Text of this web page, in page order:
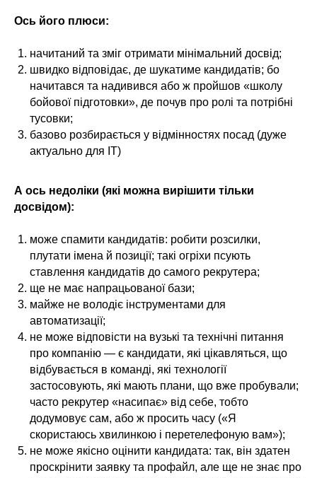
Ось його плюси:
начитаний та зміг отримати мінімальний досвід;
швидко відповідає, де шукатиме кандидатів; бо
начитався та надивився або ж пройшов «школу
бойової підготовки», де почув про ролі та потрібні
тусовки;
базово розбирається у відмінностях посад (дуже
актуально для ІТ)
А ось недоліки (які можна вирішити тільки
досвідом):
може спамити кандидатів: робити розсилки,
плутати імена й позиції; такі огріхи псують
ставлення кандидатів до самого рекрутера;
ще не має напрацьованої бази;
майже не володіє інструментами для
автоматизації;
не може відповісти на вузькі та технічні питання
про компанію — є кандидати, які цікавляться, що
відбувається в команді, які технології
застосовують, які мають плани, що вже пробували;
часто рекрутер «насипає» від себе, тобто
додумовує сам, або ж просить часу («Я
скористаюсь хвилинкою і перетелефоную вам»);
не може якісно оцінити кандидата: так, він здатен
проскрінити заявку та профайл, але ще не знає про